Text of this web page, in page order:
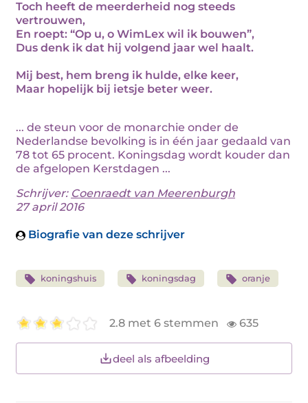
Toch heeft de meerderheid nog steeds
vertrouwen,
En roept: “Op u, o WimLex wil ik bouwen”,
Dus denk ik dat hij volgend jaar wel haalt.
Mij best, hem breng ik hulde, elke keer,
Maar hopelijk bij ietsje beter weer.
... de steun voor de monarchie onder de
Nederlandse bevolking is in één jaar gedaald van
78 tot 65 procent. Koningsdag wordt kouder dan
de afgelopen Kerstdagen ...
Schrijver: Coenraedt van Meerenburgh
27 april 2016
Biografie van deze schrijver
koningshuis koningsdag oranje
2.8 met 6 stemmen 635
deel als afbeelding